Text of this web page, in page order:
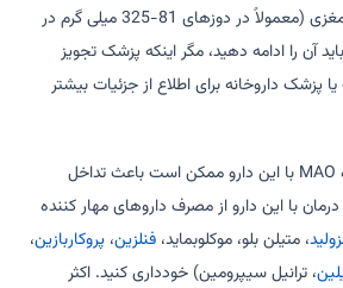
قلبی یا پیشگیری از سکته مغزی (معمولاً در دوزهای 81-325 میلی گرم در
آن را ادامه دهید، مگر اینکه پزشک تجویز
پزشک داروخانه برای اطلاع از جزئیات بیشتر
مصرف داروهای مهار کننده MAO با این دارو ممکن است باعث تداخل
با این دارو از مصرف داروهای مهار کننده
، متیلن بلو، موکلوبماید،فنلزین،پروکاربازین،
، ترانیل سیپرومین) خودداری کنید. اکثر